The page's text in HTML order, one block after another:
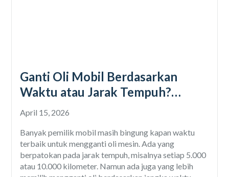
Ganti Oli Mobil Berdasarkan
Waktu atau Jarak Tempuh?
Banyak Pemilik Mobil Masih
April 15, 2026
Banyak pemilik mobil masih bingung kapan waktu
terbaik untuk mengganti oli mesin. Ada yang
berpatokan pada jarak tempuh, misalnya setiap 5.000
atau 10.000 kilometer. Namun ada juga yang lebih